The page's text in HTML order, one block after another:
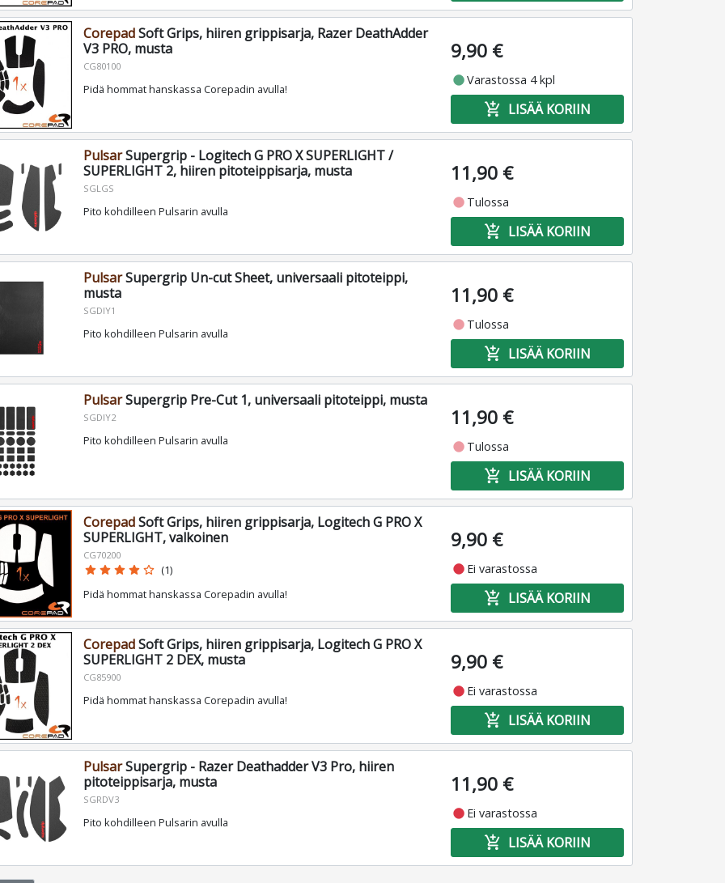
CorepadSoft Grips, hiiren grippisarja, Razer DeathAdder
V3 PRO, musta
CG80100
Pidä hommat hanskassa Corepadin avulla!
9,90 €
fiber_manual_recordVarastossa 4 kpl
add_shopping_cart LISÄÄ KORIIN
PulsarSupergrip - Logitech G PRO X SUPERLIGHT /
SUPERLIGHT 2, hiiren pitoteippisarja, musta
SGLGS
Pito kohdilleen Pulsarin avulla
11,90 €
fiber_manual_record Tulossa
add_shopping_cart LISÄÄ KORIIN
PulsarSupergrip Un-cut Sheet, universaali pitoteippi,
musta
SGDIY1
Pito kohdilleen Pulsarin avulla
11,90 €
fiber_manual_record Tulossa
add_shopping_cart LISÄÄ KORIIN
PulsarSupergrip Pre-Cut 1, universaali pitoteippi, musta
SGDIY2
Pito kohdilleen Pulsarin avulla
11,90 €
fiber_manual_record Tulossa
add_shopping_cart LISÄÄ KORIIN
CorepadSoft Grips, hiiren grippisarja, Logitech G PRO X
SUPERLIGHT, valkoinen
CG70200
star star star star star_border (1)
Pidä hommat hanskassa Corepadin avulla!
9,90 €
fiber_manual_record Ei varastossa
add_shopping_cart LISÄÄ KORIIN
CorepadSoft Grips, hiiren grippisarja, Logitech G PRO X
SUPERLIGHT 2 DEX, musta
CG85900
Pidä hommat hanskassa Corepadin avulla!
9,90 €
fiber_manual_record Ei varastossa
add_shopping_cart LISÄÄ KORIIN
PulsarSupergrip - Razer Deathadder V3 Pro, hiiren
pitoteippisarja, musta
SGRDV3
Pito kohdilleen Pulsarin avulla
11,90 €
fiber_manual_record Ei varastossa
add_shopping_cart LISÄÄ KORIIN